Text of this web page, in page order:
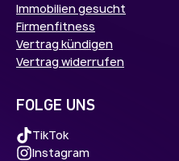
Immobilien gesucht
Firmenfitness
Vertrag kündigen
Vertrag widerrufen
FOLGE UNS
TikTok
Instagram